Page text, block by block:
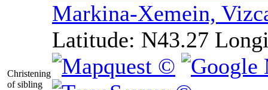
Christening
of sibling
Markina-Xemein,
Latitude: N43.27